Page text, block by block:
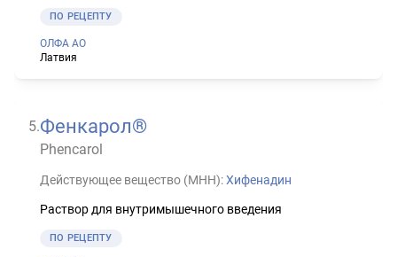
ПО РЕЦЕПТУ
ОЛФА АО
Латвия
5.Фенкарол®
Phencarol
Действующее вещество (МНН):Хифенадин
Раствор для внутримышечного введения
ПО РЕЦЕПТУ